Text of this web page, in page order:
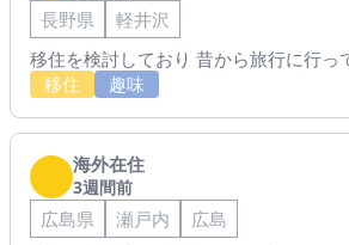
長野県
軽井沢
移住を検討しており 昔から旅行に行っ
移住
趣味
海外在住
3週間前
広島県 瀬戸内
広島